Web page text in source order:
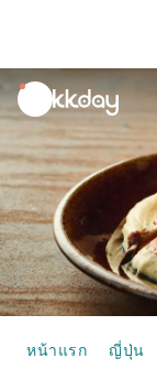
unread
notifications
หน้าแรก ญี่ปุ่น